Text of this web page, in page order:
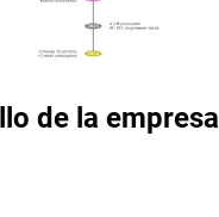
de la empresa